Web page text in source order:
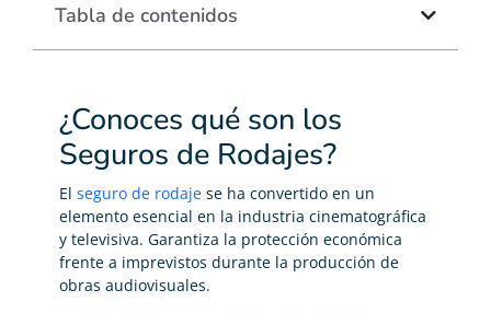
¿Conoces qué son los
Seguros de Rodajes?
El seguro de rodaje se ha convertido en un
elemento esencial en la industria cinematográfica
y televisiva. Garantiza la protección económica
frente a imprevistos durante la producción de
obras audiovisuales.
Tabla de contenidos